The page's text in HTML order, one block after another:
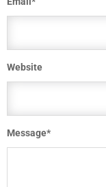
Message*
Website